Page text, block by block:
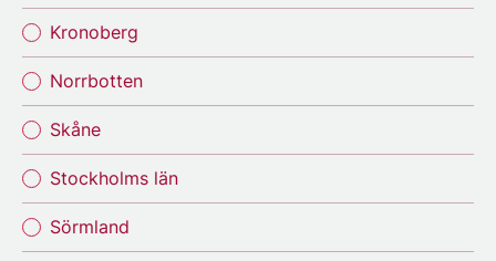
Kronoberg
Norrbotten
Skåne
Stockholms län
Sörmland